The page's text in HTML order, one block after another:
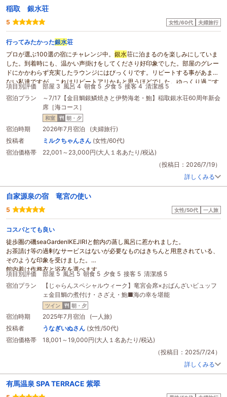
稲取 銀水荘
5 女性/60代 夫婦旅行
行ってみたかった銀水荘
プロが選ぶ100選の宿にチャレンジ中。 銀水荘に泊まるのを楽しみにしていま
した。到着時にも、温かい声掛けをしてくださり好印象でした。部屋のグレー
ドにかかわらず充実したラウンジにはびっくりです。リピートする事があまり
ない私達ですが、これはリピートアリかもと思うほどでした。ゆっくり過ごす
事ができ、大満足です。ちょっとした、トラブルはありましたが、フロントの
方から丁寧な謝罪を頂き、かえって恐縮してしまいました。銀水荘、おすすめ
項目別評価 部屋 3 風呂 4 朝食 5 夕食 5 接客 4 清潔感 5
宿泊プラン
～7/17【金目鯛銀鱗焼きと伊勢海老・鮑】稲取銀水荘60周年新会
席［海コース］
和室 朝・夕
宿泊時期
2026年7月宿泊 (夫婦旅行)
投稿者
ミルクちゃんさん (女性/60代)
宿泊価格帯
22,001～23,000円(大人１名あたり/税込)
（投稿日：2026/7/19）
詳しくみる
自家源泉の宿 竜宮の使い
5 女性/50代 一人旅
コスパとても良い
徒歩圏の磯seaGardenIKEJIRIと館内の蒸し風呂に惹かれました。
お茶請け等の過剰なサービスはないが必要なものはきちんと用意されている、
そのような印象を受けました。
館内着は作務衣と浴衣を選べます。
建物は古いですが部屋は綺麗にリノベされていて清潔です。部屋の窓からの海
の景色に癒されました。
大浴場に露天風呂はありませんが浴槽は源泉掛け流し。肌がすべすべになりま
豊富な温泉の蒸気を利用した蒸し風呂（岩盤浴）を満喫、
インフィニティ露天風呂は海風が大変心地良かったです。更衣室の脱水機で都
度水着の水分を抜けるのもgood。
お料理は魚料理や天ぷらの他おばんざいビュッフェがあり、とても美味しかっ
磯seaGardenIKEJIRI、蒸し風呂（岩盤浴）、インフィニティ露天風呂、夜お隣
ロビーや露天風呂まで階段移動がある為、高齢の親とは隣の旅館に泊まりまし
たが、1人でこちらに前泊して良かったです。
項目別評価 部屋 5 風呂 5 朝食 5 夕食 5 接客 5 清潔感 5
宿泊プラン
【じゃらんスペシャルウィーク】竜宮会席×おばんざいビュッフ
ェ金目鯛の煮付け・さざえ・鮑■海の幸を堪能
ツイン 朝・夕
宿泊時期
2025年7月宿泊 (一人旅)
投稿者
うなぎいぬさん (女性/50代)
宿泊価格帯
18,001～19,000円(大人１名あたり/税込)
（投稿日：2025/7/24）
詳しくみる
有馬温泉 SPA TERRACE 紫翠